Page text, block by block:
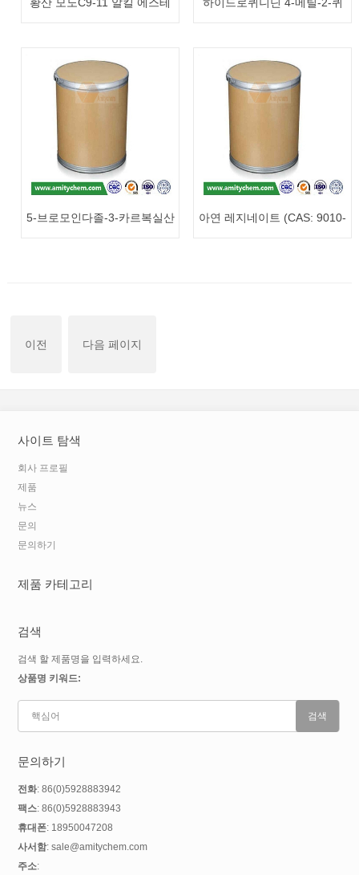
황산 모노C9-11 알킬 에스테
하이드로퀴니딘 4-메틸-2-퀴
5-브로모인다졸-3-카르복실산
아연 레지네이트 (CAS: 9010-
이전 다음 페이지
사이트 탐색
회사 프로필
제품
뉴스
문의
문의하기
제품 카테고리
검색
검색 할 제품명을 입력하세요.
상품명 키워드:
문의하기
전화: 86(0)5928883942
팩스: 86(0)5928883943
휴대폰: 18950047208
사서함: sale@amitychem.com
주소: